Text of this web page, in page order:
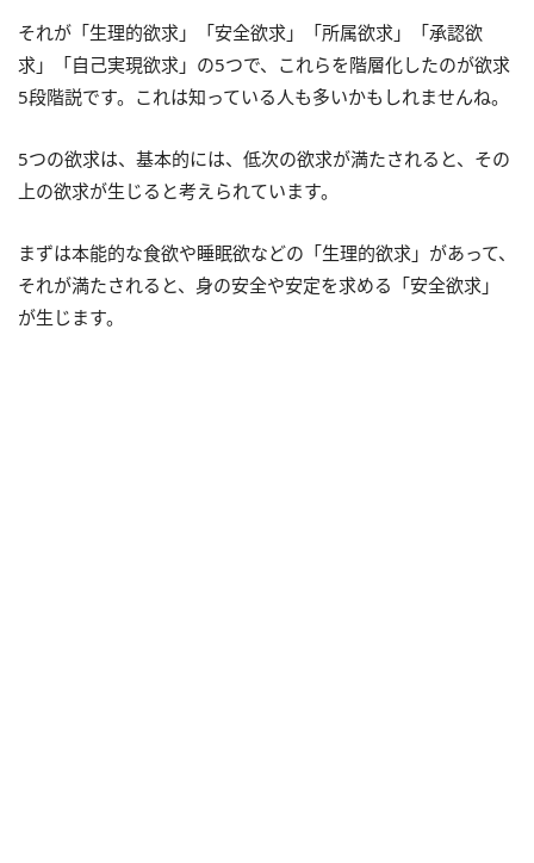
それが「生理的欲求」「安全欲求」「所属欲求」「承認欲
求」「自己実現欲求」の5つで、これらを階層化したのが欲求
5段階説です。これは知っている人も多いかもしれませんね。
5つの欲求は、基本的には、低次の欲求が満たされると、その
上の欲求が生じると考えられています。
まずは本能的な食欲や睡眠欲などの「生理的欲求」があって、
それが満たされると、身の安全や安定を求める「安全欲求」
が生じます。